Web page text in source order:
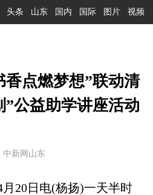
头条 山东 国内 国际 图片 视频
香点燃梦想”联动清
公益助学讲座活动
中新网山东
20日电(杨扬)一天半时